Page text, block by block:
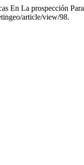
En La prospección
article/view/98.